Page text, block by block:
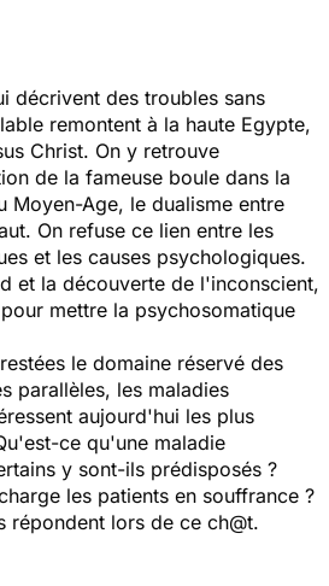
décrivent des troubles sans
remontent à la haute Egypte,
Christ. On y retrouve
de la fameuse boule dans la
Moyen-Age, le dualisme entre
On refuse ce lien entre les
et les causes psychologiques.
et la découverte de l'inconscient,
mettre la psychosomatique
le domaine réservé des
parallèles, les maladies
aujourd'hui les plus
ce qu'une maladie
y sont-ils prédisposés ?
les patients en souffrance ?
répondent lors de ce ch@t.